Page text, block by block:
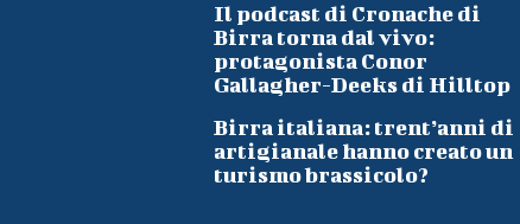
Il podcast di Cronache di
Birra torna dal vivo:
protagonista Conor
Gallagher-Deeks di Hilltop
Birra italiana: trent’anni di
artigianale hanno creato un
turismo brassicolo?